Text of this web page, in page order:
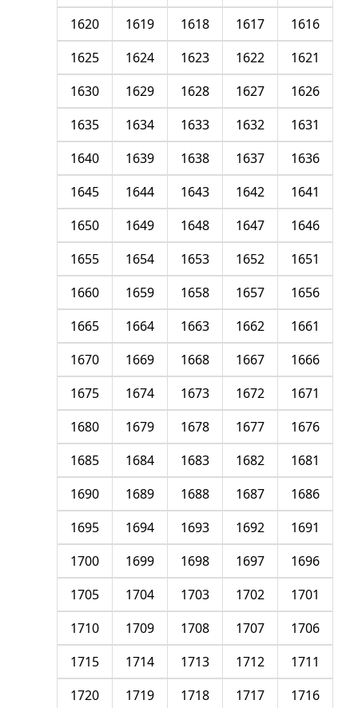
1616
1617
1618
1619
1620
1621
1622
1623
1624
1625
1626
1627
1628
1629
1630
1631
1632
1633
1634
1635
1636
1637
1638
1639
1640
1641
1642
1643
1644
1645
1646
1647
1648
1649
1650
1651
1652
1653
1654
1655
1656
1657
1658
1659
1660
1661
1662
1663
1664
1665
1666
1667
1668
1669
1670
1671
1672
1673
1674
1675
1676
1677
1678
1679
1680
1681
1682
1683
1684
1685
1686
1687
1688
1689
1690
1691
1692
1693
1694
1695
1696
1697
1698
1699
1700
1701
1702
1703
1704
1705
1706
1707
1708
1709
1710
1711
1712
1713
1714
1715
1716
1717
1718
1719
1720